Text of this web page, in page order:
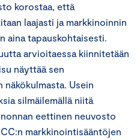
korostaa, että
laajasti ja markkinoinnin
aina tapauskohtaisesti.
arvioitaessa kiinnitetään
näyttää sen
Usein
silmäilemällä niitä
eettinen neuvosto
markkinointisääntöjen